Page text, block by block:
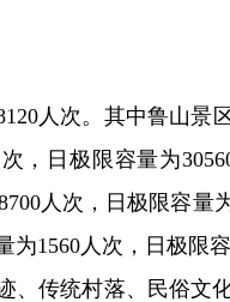
人次。其中鲁山景
，日极限容量为
人次，日极限容量
1560人次，日极限容
传统村落、民俗文